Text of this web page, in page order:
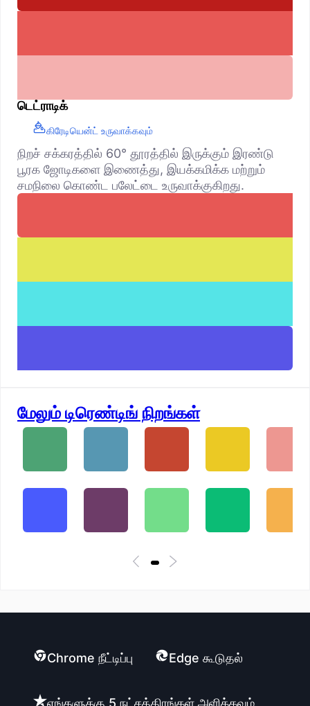
டெட்ராடிக்
கிரேடியென்ட் உருவாக்கவும்
நிறச் சக்கரத்தில் 60° தூரத்தில் இருக்கும் இரண்டு
பூரக ஜோடிகளை இணைத்து, இயக்கமிக்க மற்றும்
சமநிலை கொண்ட பலேட்டை உருவாக்குகிறது.
மேலும் டிரெண்டிங் நிறங்கள்
Chrome நீட்டிப்பு Edge கூடுதல்
எங்களுக்கு 5 நட்சத்திரங்கள் அளிக்கவும்